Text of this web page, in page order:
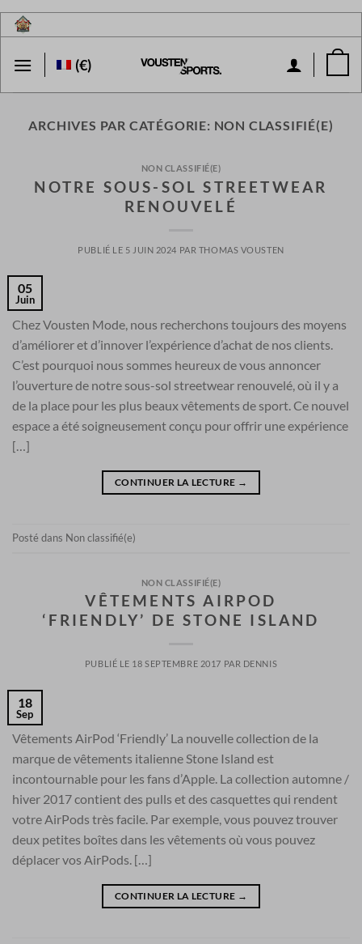
Passer
contenu
(€)
ARCHIVES PAR CATÉGORIE: NON CLASSIFIÉ(E)
NON CLASSIFIÉ(E)
NOTRE SOUS-SOL STREETWEAR
RENOUVELÉ
PUBLIÉ LE 5 JUIN 2024 PAR THOMAS VOUSTEN
05
Juin
Chez Vousten Mode, nous recherchons toujours des moyens
d’améliorer et d’innover l’expérience d’achat de nos clients.
C’est pourquoi nous sommes heureux de vous annoncer
l’ouverture de notre sous-sol streetwear renouvelé, où il y a
de la place pour les plus beaux vêtements de sport. Ce nouvel
espace a été soigneusement conçu pour offrir une expérience
[…]
CONTINUER LA LECTURE →
Posté dans Non classifié(e)
NON CLASSIFIÉ(E)
VÊTEMENTS AIRPOD
‘FRIENDLY’ DE STONE ISLAND
PUBLIÉ LE 18 SEPTEMBRE 2017 PAR DENNIS
18
Sep
Vêtements AirPod ‘Friendly’ La nouvelle collection de la
marque de vêtements italienne Stone Island est
incontournable pour les fans d’Apple. La collection automne /
hiver 2017 contient des pulls et des casquettes qui rendent
votre AirPods très facile. Par exemple, vous pouvez trouver
deux petites boîtes dans les vêtements où vous pouvez
déplacer vos AirPods. […]
CONTINUER LA LECTURE →